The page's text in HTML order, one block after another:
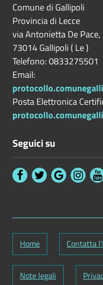
Comune di Gallipoli
Provincia di Lecce
via Antonietta De
73014Gallipoli ( Le)
Telefono: 0833275501
Email:
Posta Elettronica
Seguici su
Home Contatta
Note legali